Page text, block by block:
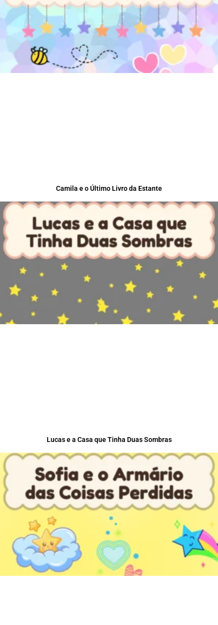
Camila e o Último Livro da Estante
Lucas e a Casa que Tinha Duas Sombras